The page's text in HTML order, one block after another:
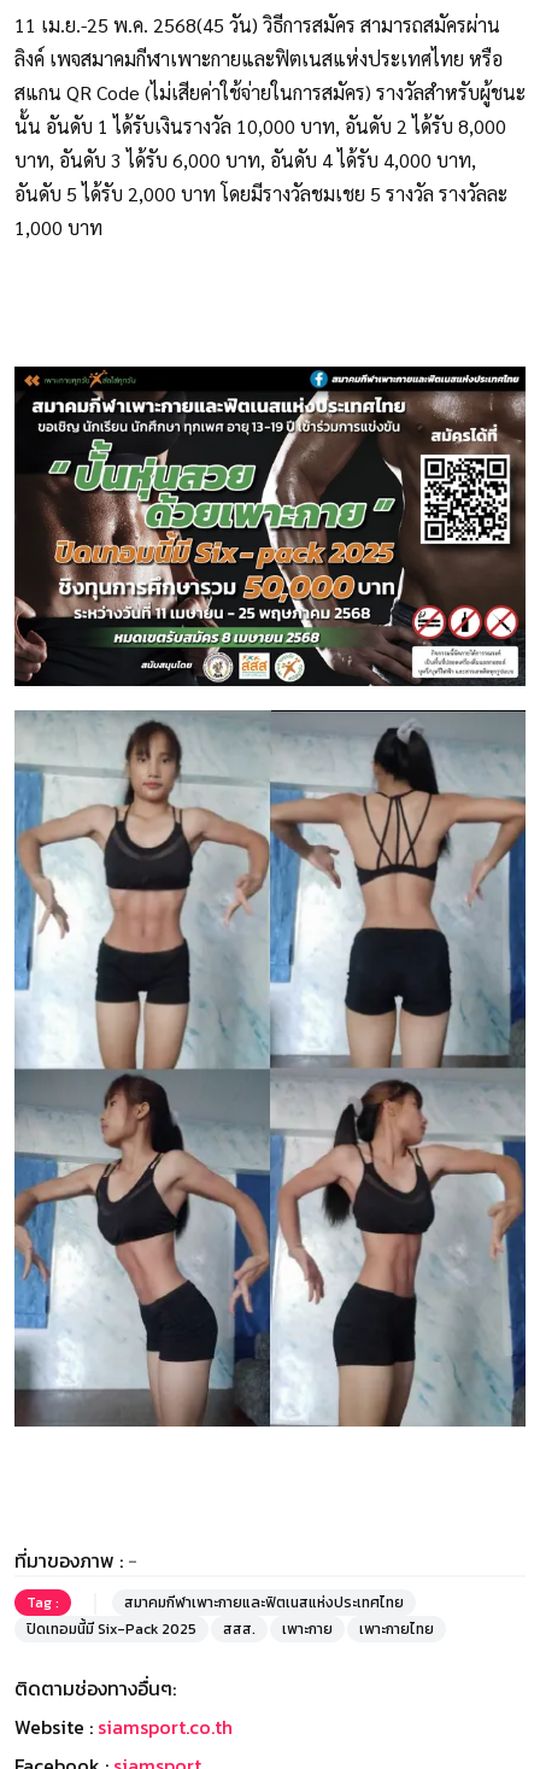
11 เม.ย.-25 พ.ค. 2568(45 วัน) วิธีการสมัคร สามารถสมัครผ่าน
ลิงค์ เพจสมาคมกีฬาเพาะกายและฟิตเนสแห่งประเทศไทย หรือ
สแกน QR Code (ไม่เสียค่าใช้จ่ายในการสมัคร) รางวัลสำหรับผู้ชนะ
นั้น อันดับ 1 ได้รับเงินรางวัล 10,000 บาท, อันดับ 2 ได้รับ 8,000
บาท, อันดับ 3 ได้รับ 6,000 บาท, อันดับ 4 ได้รับ 4,000 บาท,
อันดับ 5 ได้รับ 2,000 บาท โดยมีรางวัลชมเชย 5 รางวัล รางวัลละ
1,000 บาท
ที่มาของภาพ : -
Tag :
สมาคมกีฬาเพาะกายและฟิตเนสแห่งประเทศไทย
ปิดเทอมนี้มี Six-Pack 2025
สสส. เพาะกาย เพาะกายไทย
ติดตามช่องทางอื่นๆ:
Website : siamsport.co.th